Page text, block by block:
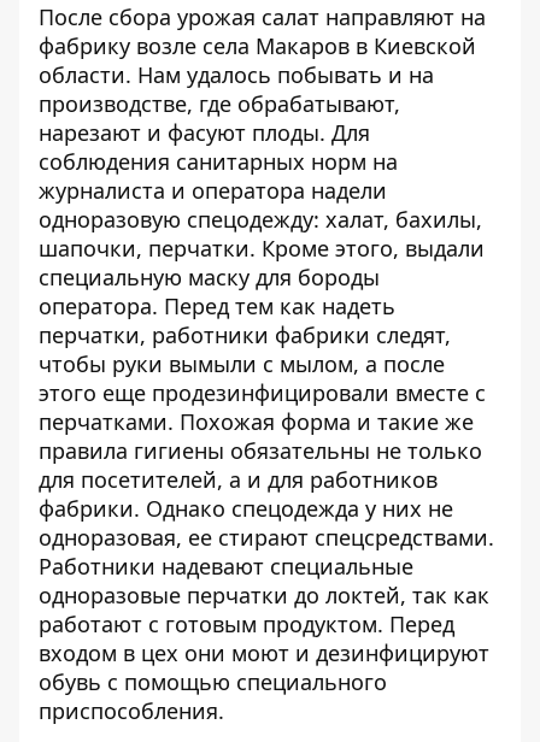
После сбора урожая салат направляют на
фабрику возле села Макаров в Киевской
области. Нам удалось побывать и на
производстве, где обрабатывают,
нарезают и фасуют плоды. Для
соблюдения санитарных норм на
журналиста и оператора надели
одноразовую спецодежду: халат, бахилы,
шапочки, перчатки. Кроме этого, выдали
специальную маску для бороды
оператора. Перед тем как надеть
перчатки, работники фабрики следят,
чтобы руки вымыли с мылом, а после
этого еще продезинфицировали вместе с
перчатками. Похожая форма и такие же
правила гигиены обязательны не только
для посетителей, а и для работников
фабрики. Однако спецодежда у них не
одноразовая, ее стирают спецсредствами.
Работники надевают специальные
одноразовые перчатки до локтей, так как
работают с готовым продуктом. Перед
входом в цех они моют и дезинфицируют
обувь с помощью специального
приспособления.